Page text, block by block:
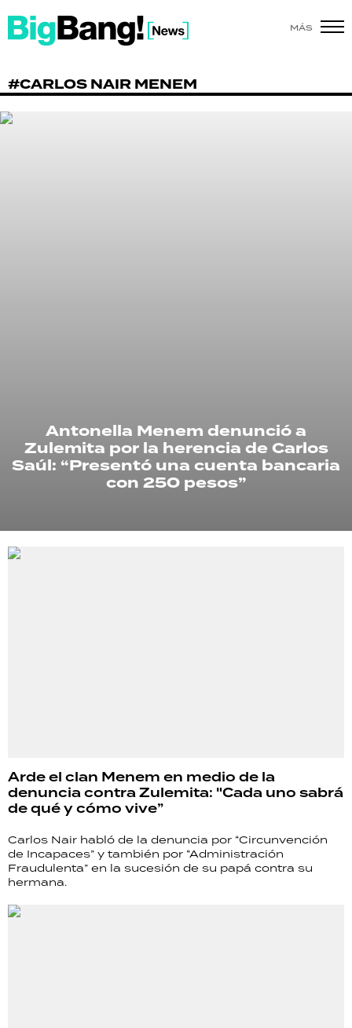
MÁS
#CARLOS NAIR MENEM
Antonella Menem denunció a
Zulemita por la herencia de Carlos
Saúl: “Presentó una cuenta bancaria
con 250 pesos”
Arde el clan Menem en medio de la
denuncia contra Zulemita: "Cada uno sabrá
de qué y cómo vive”
Carlos Nair habló de la denuncia por “Circunvención
de Incapaces” y también por “Administración
Fraudulenta” en la sucesión de su papá contra su
hermana.
SHOW
POLÍTICA
RECETAS
PALABRAS